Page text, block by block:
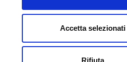
Accetta selezionati
Rifiuta